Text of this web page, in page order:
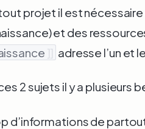
projet il est
et des
]] adresse l’un et le
2 sujets il y a plusieurs
d’informations de